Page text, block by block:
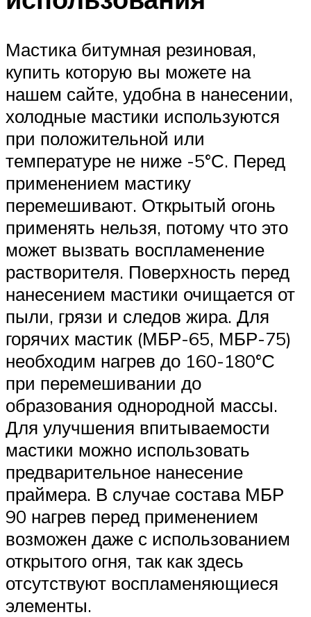
Мастика битумная резиновая,
купить которую вы можете на
нашем сайте, удобна в нанесении,
холодные мастики используются
при положительной или
температуре не ниже -5°С. Перед
применением мастику
перемешивают. Открытый огонь
применять нельзя, потому что это
может вызвать воспламенение
растворителя. Поверхность перед
нанесением мастики очищается от
пыли, грязи и следов жира. Для
горячих мастик (МБР-65, МБР-75)
необходим нагрев до 160-180°С
при перемешивании до
образования однородной массы.
Для улучшения впитываемости
мастики можно использовать
предварительное нанесение
праймера. В случае состава МБР
90 нагрев перед применением
возможен даже с использованием
открытого огня, так как здесь
отсутствуют воспламеняющиеся
элементы.